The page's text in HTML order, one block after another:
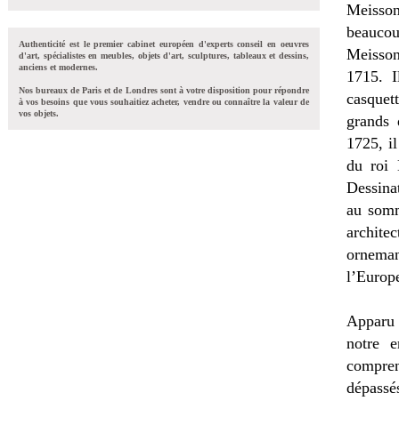
Authenticité est le premier cabinet européen d'experts conseil en oeuvres
d'art, spécialistes en meubles, objets d'art, sculptures, tableaux et dessins,
anciens et modernes.
Nos bureaux de Paris et de Londres sont à votre disposition pour répondre
à vos besoins que vous souhaitiez acheter, vendre ou connaître la valeur de
vos objets.
1715.
1725,
du roi
au
notre